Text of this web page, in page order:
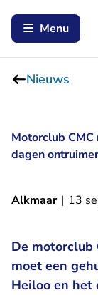
Menu
Nieuws
Motorclub
dagen
Alkmaar | 13
De motorclub
moet een
Heiloo en het